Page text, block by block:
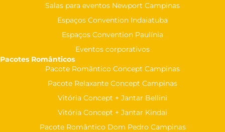
Salas para eventos Newport Campinas
Espaços Convention Indaiatuba
Espaços Convention Paulínia
Eventos corporativos
Pacotes Românticos
Pacote Romântico Concept Campinas
Pacote Relaxante Concept Campinas
Vitória Concept + Jantar Bellini
Vitória Concept + Jantar Kindai
Pacote Romântico Dom Pedro Campinas